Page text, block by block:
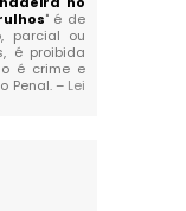
" é de
parcial ou
é proibida
é crime e
Penal. – Lei